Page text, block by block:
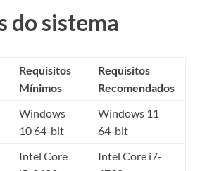
do sistema
Requisitos
Mínimos
Requisitos
Recomendados
Windows
10 64-bit
Windows 11
64-bit
Intel Core
Intel Core i7-